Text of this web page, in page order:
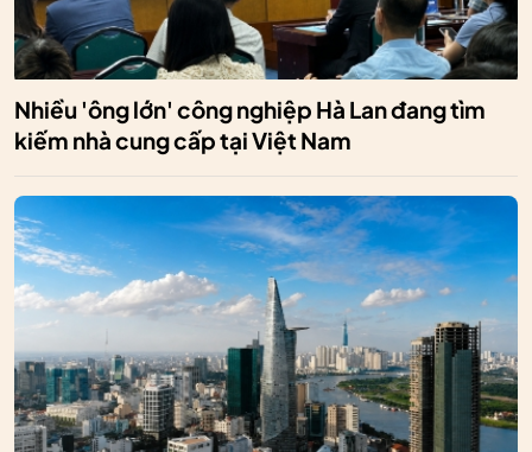
Nhiều 'ông lớn' công nghiệp Hà Lan đang tìm
kiếm nhà cung cấp tại Việt Nam